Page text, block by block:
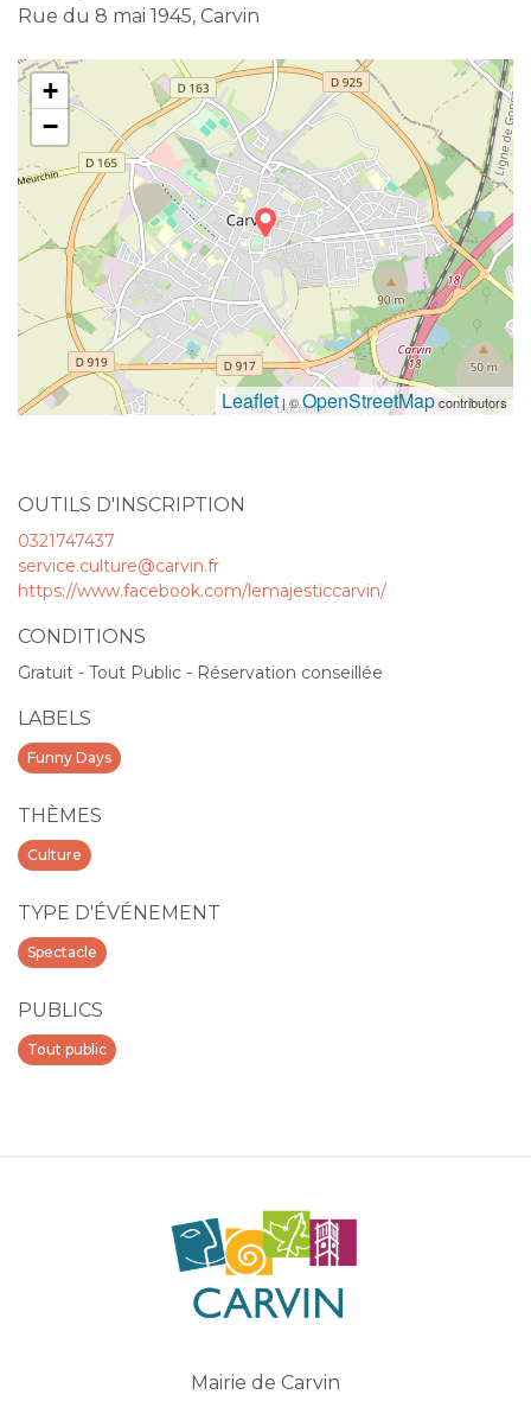
Rue du 8 mai 1945, Carvin
+
−
Leaflet| ©OpenStreetMapcontributors
OUTILS D'INSCRIPTION
0321747437
service.culture@carvin.fr
https://www.facebook.com/lemajesticcarvin/
CONDITIONS
Gratuit - Tout Public - Réservation conseillée
LABELS
Funny Days
THÈMES
Culture
TYPE D'ÉVÉNEMENT
Spectacle
PUBLICS
Tout public
Mairie de Carvin